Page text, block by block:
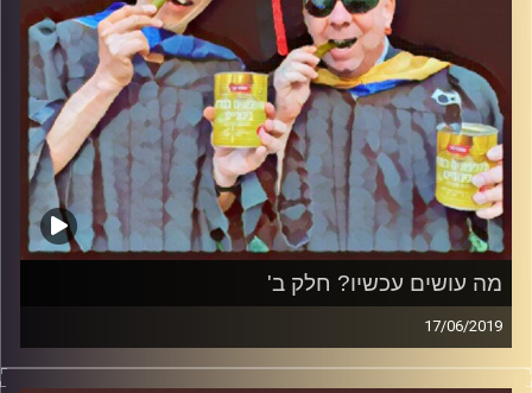
מה עושים עכשיו? חלק ב'
17/06/2019
פרופסור בועז בן-דוד ופרופסור גלעד הירשברגר